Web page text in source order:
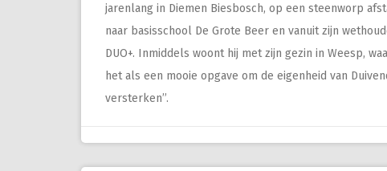
jarenlang in Diemen Biesbosch, op een steenworp
naar basisschool De Grote Beer en vanuit zijn
DUO+. Inmiddels woont hij met zijn gezin in Weesp,
het als een mooie opgave om de eigenheid van
versterken’’.